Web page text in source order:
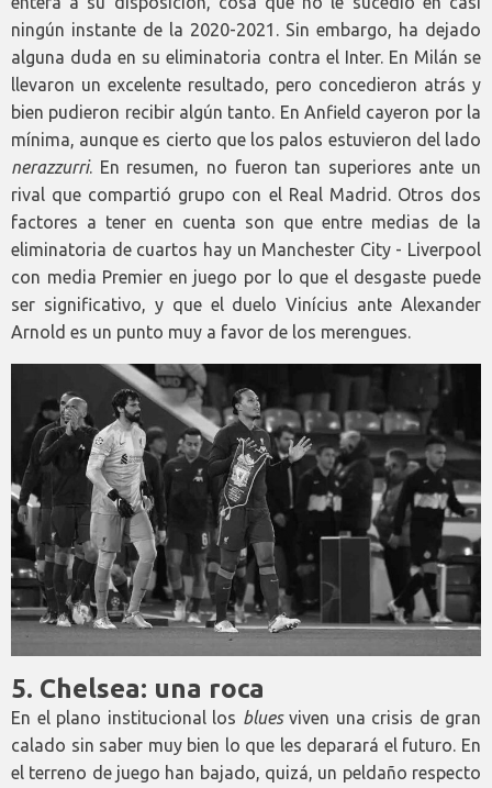
ningún instante de la 2020-2021. Sin embargo, ha dejado
alguna duda en su eliminatoria contra el Inter. En Milán se
llevaron un excelente resultado, pero concedieron atrás y
bien pudieron recibir algún tanto. En Anfield cayeron por la
mínima, aunque es cierto que los palos estuvieron del lado
nerazzurri. En resumen, no fueron tan superiores ante un
rival que compartió grupo con el Real Madrid. Otros dos
factores a tener en cuenta son que entre medias de la
eliminatoria de cuartos hay un Manchester City - Liverpool
con media Premier en juego por lo que el desgaste puede
ser significativo, y que el duelo Vinícius ante Alexander
Arnold es un punto muy a favor de los merengues.
5. Chelsea: una roca
En el plano institucional los bluesviven una crisis de gran
calado sin saber muy bien lo que les deparará el futuro. En
el terreno de juego han bajado, quizá, un peldaño respecto